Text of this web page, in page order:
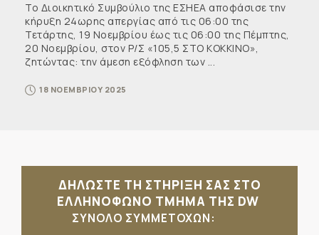
Το Διοικητικό Συμβούλιο της ΕΣΗΕΑ αποφάσισε την
κήρυξη 24ωρης απεργίας από τις 06:00 της
Τετάρτης, 19 Νοεμβρίου έως τις 06:00 της Πέμπτης,
20 Νοεμβρίου, στον Ρ/Σ «105,5 ΣΤΟ ΚΟΚΚΙΝΟ»,
ζητώντας: την άμεση εξόφληση των ...
18 ΝΟΕΜΒΡΙΟΥ 2025
ΔΗΛΩΣΤΕ ΤΗ ΣΤΗΡΙΞΗ ΣΑΣ ΣΤΟ
ΕΛΛΗΝΟΦΩΝΟ ΤΜΗΜΑ ΤΗΣ DW
ΣΥΝΟΛΟ ΣΥΜΜΕΤΟΧΩΝ: